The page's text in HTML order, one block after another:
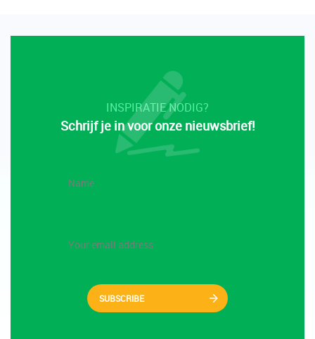
INSPIRATIE NODIG?
Schrijf je in voor onze nieuwsbrief!
SUBSCRIBE